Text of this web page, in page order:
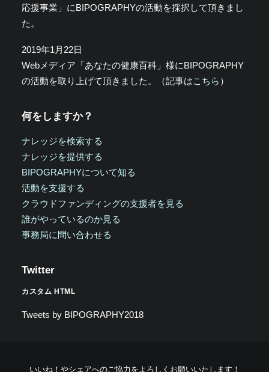
応援事業」にBIPOGRAPHYの活動を採択して頂きまし
た。
2019年1月22日
Webメディア「あなたの健康百科」様にBIPOGRAPHY
の活動を取り上げて頂きました。（記事はこちら ）
何をしますか？
ナレッジを検索する
ナレッジを提供する
BIPOGRAPHYについて知る
活動を支援する
クラウドファンディングの支援者を見る
誰がやっているのか見る
事務局に問い合わせる
Twitter
カスタム HTML
Tweets by BIPOGRAPHY2018
いいね！やシェアへのご協力をよろしくお願いいたします！